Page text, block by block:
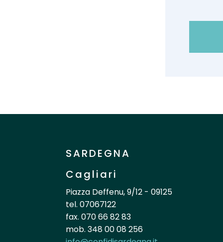
SARDEGNA
Cagliari
Piazza Deffenu, 9/12 - 09125
tel. 07067122
fax. 070 66 82 83
mob. 348 00 08 256